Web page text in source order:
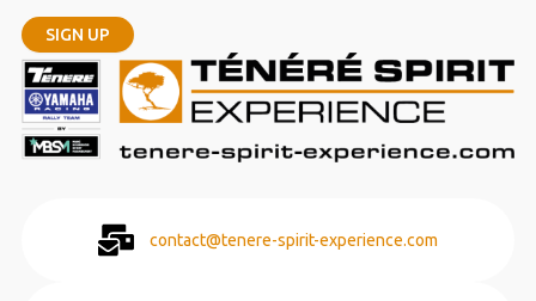
contact@tenere-spirit-experience.com